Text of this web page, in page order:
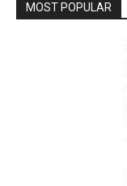
MOST POPULAR